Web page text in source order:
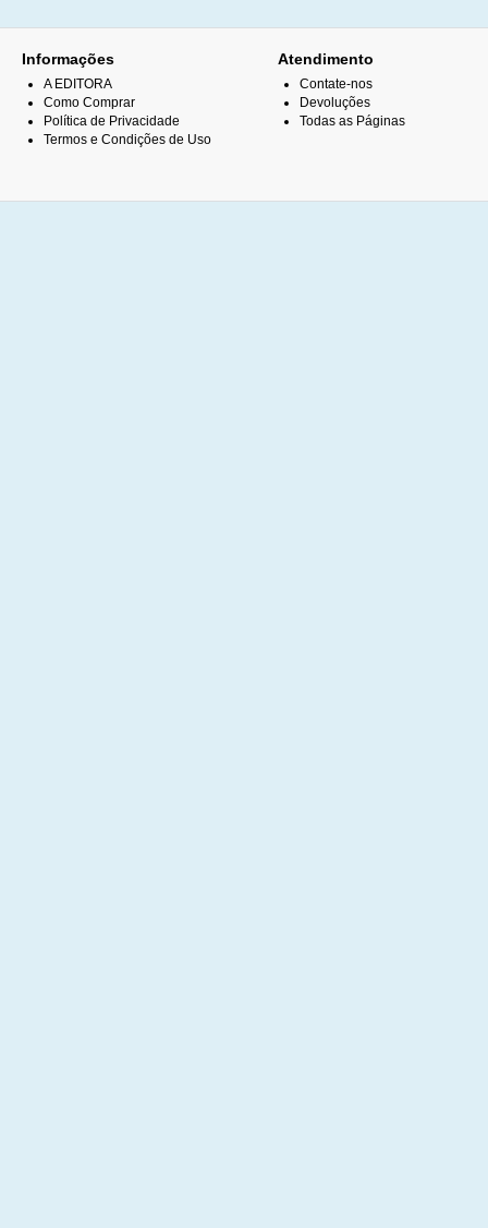
Informações
A EDITORA
Como Comprar
Política de Privacidade
Termos e Condições de Uso
Atendimento
Contate-nos
Devoluções
Todas as Páginas